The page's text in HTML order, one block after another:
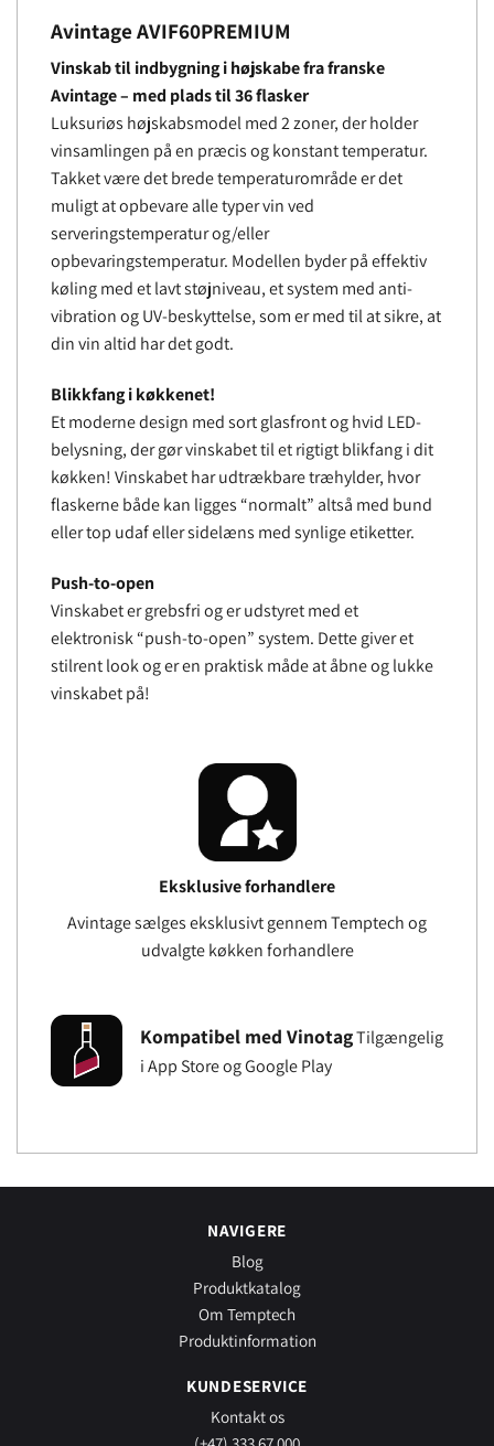
Avintage AVIF60PREMIUM
Vinskab til indbygning i højskabe fra franske
Avintage – med plads til 36 flasker
Luksuriøs højskabsmodel med 2 zoner, der holder
vinsamlingen på en præcis og konstant temperatur.
Takket være det brede temperaturområde er det
muligt at opbevare alle typer vin ved
serveringstemperatur og/eller
opbevaringstemperatur. Modellen byder på effektiv
køling med et lavt støjniveau, et system med anti-
vibration og UV-beskyttelse, som er med til at sikre, at
din vin altid har det godt.
Blikkfang i køkkenet!
Et moderne design med sort glasfront og hvid LED-
belysning, der gør vinskabet til et rigtigt blikfang i dit
køkken! Vinskabet har udtrækbare træhylder, hvor
flaskerne både kan ligges “normalt” altså med bund
eller top udaf eller sidelæns med synlige etiketter.
Push-to-open
Vinskabet er grebsfri og er udstyret med et
elektronisk “push-to-open” system. Dette giver et
stilrent look og er en praktisk måde at åbne og lukke
vinskabet på!
Eksklusive forhandlere
Avintage sælges eksklusivt gennem Temptech og
udvalgte køkken forhandlere
Kompatibel med VinotagTilgængelig
i App Store og Google Play
NAVIGERE
Blog
Produktkatalog
Om Temptech
Produktinformation
KUNDESERVICE
Kontakt os